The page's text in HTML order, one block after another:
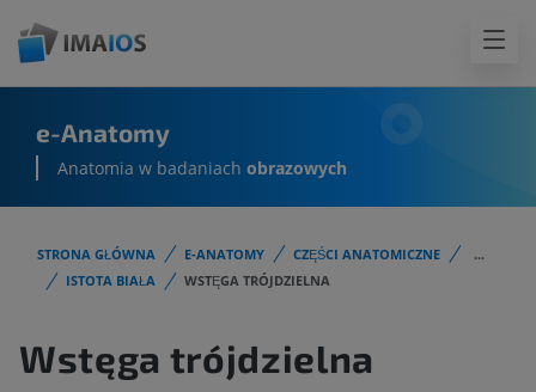
e-Anatomy
Anatomia w badaniach obrazowych
STRONA GŁÓWNA E-ANATOMY CZĘŚCI ANATOMICZNE
...
ISTOTA BIAŁA
WSTĘGA TRÓJDZIELNA
Wstęga trójdzielna